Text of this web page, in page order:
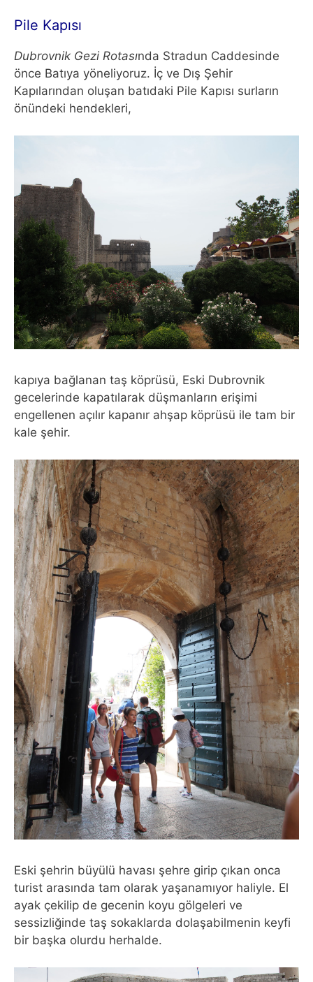
Pile Kapısı
Dubrovnik Gezi Rotasında Stradun Caddesinde
önce Batıya yöneliyoruz. İç ve Dış Şehir
Kapılarından oluşan batıdaki Pile Kapısı surların
önündeki hendekleri,
kapıya bağlanan taş köprüsü, Eski Dubrovnik
gecelerinde kapatılarak düşmanların erişimi
engellenen açılır kapanır ahşap köprüsü ile tam bir
kale şehir.
Eski şehrin büyülü havası şehre girip çıkan onca
turist arasında tam olarak yaşanamıyor haliyle. El
ayak çekilip de gecenin koyu gölgeleri ve
sessizliğinde taş sokaklarda dolaşabilmenin keyfi
bir başka olurdu herhalde.